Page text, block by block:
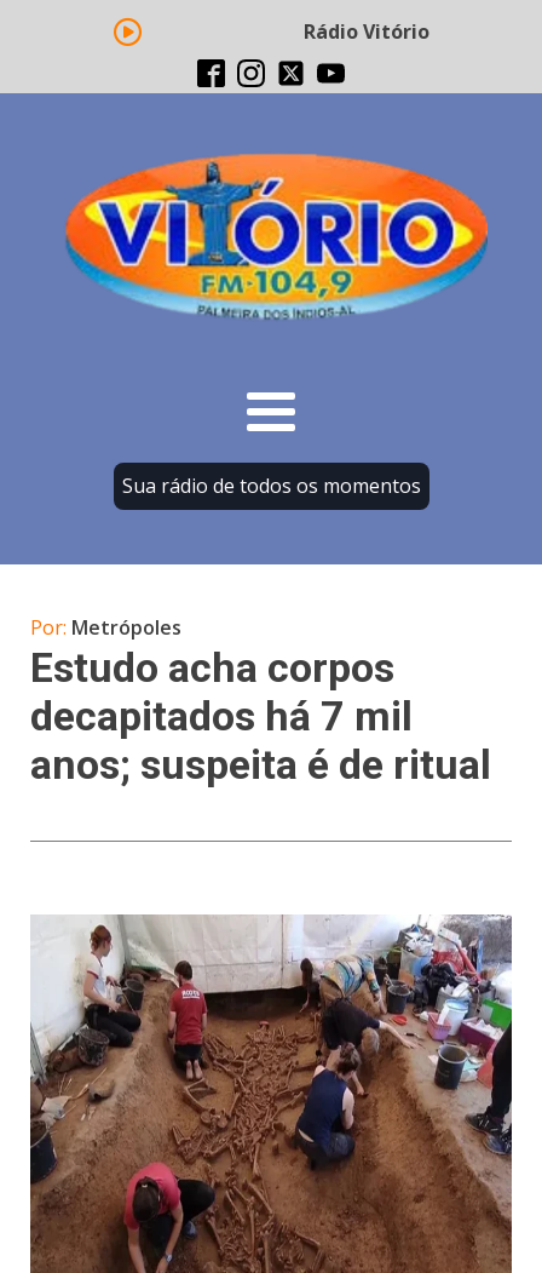
Rádio Vitório FM -
Sua rádio de todos os momentos
Por: Metrópoles
Estudo acha corpos
decapitados há 7 mil
anos; suspeita é de ritual